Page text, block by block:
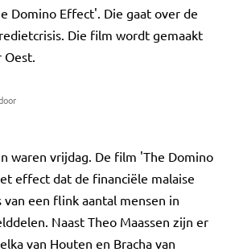
Domino Effect'. Die gaat over de
Die film wordt gemaakt
Oest.
waren vrijdag. De film 'The Domino
effect dat de financiële malaise
een flink aantal mensen in
Naast Theo Maassen zijn er
van Houten en Bracha van